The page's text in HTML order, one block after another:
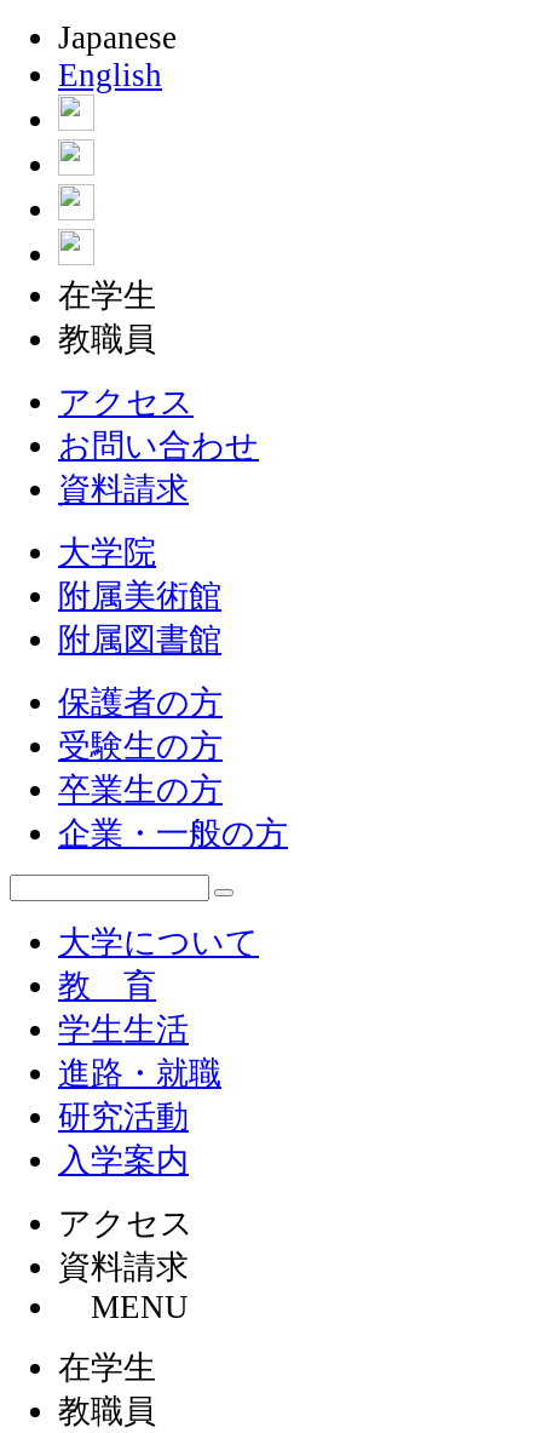
Japanese
English
在学生
教職員
アクセス
お問い合わせ
資料請求
大学院
附属美術館
附属図書館
保護者の方
受験生の方
卒業生の方
企業・一般の方
大学について
教 育
学生生活
進路・就職
研究活動
入学案内
アクセス
資料請求
MENU
在学生
教職員